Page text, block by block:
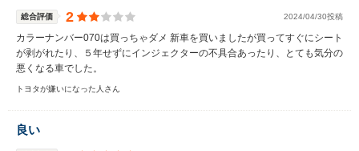
総合評価 2 2024/04/30投稿
カラーナンバー070は買っちゃダメ 新車を買いましたが買ってすぐにシート
が剥がれたり、５年せずにインジェクターの不具合あったり、とても気分の
悪くなる車でした。
トヨタが嫌いになった人さん
良い